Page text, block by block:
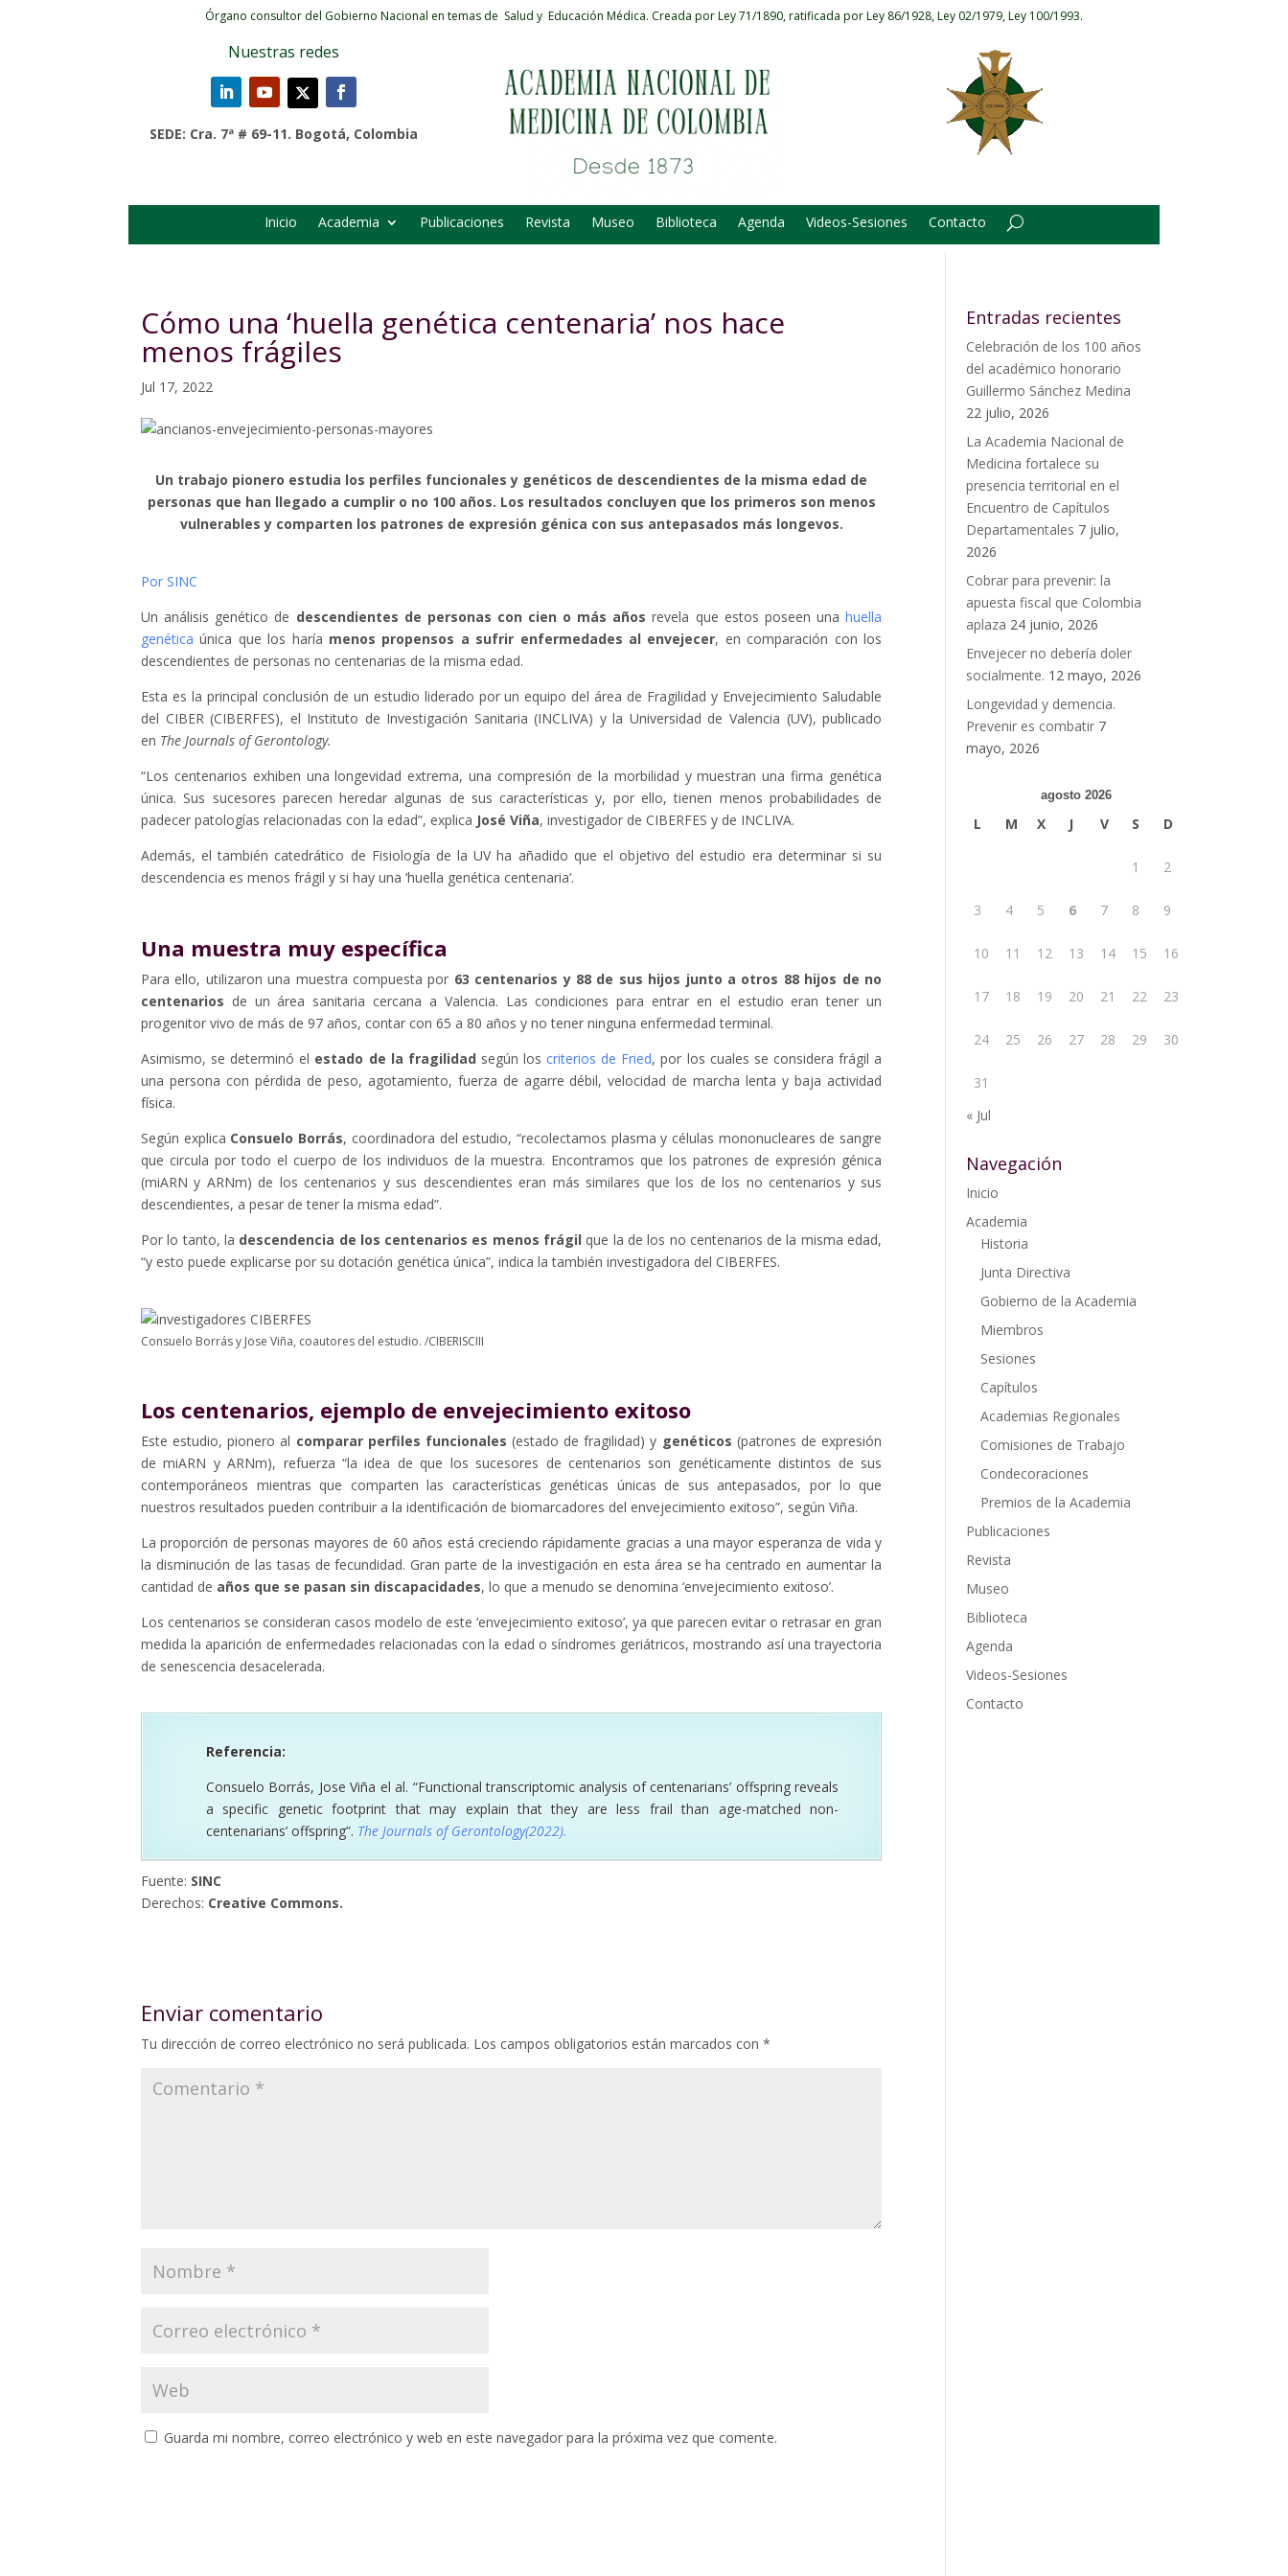
Órgano consultor del Gobierno Nacional en temas de Salud y Educación Médica. Creada por Ley 71/1890, ratificada por Ley 86/1928, Ley 02/1979, Ley 100/1993.
Nuestras redes
SEDE: Cra. 7ª # 69-11. Bogotá, Colombia
Inicio Academia Publicaciones Revista Museo Biblioteca Agenda Videos-Sesiones Contacto
Cómo una ‘huella genética centenaria’ nos hace
menos frágiles
Jul 17, 2022
Un trabajo pionero estudia los perfiles funcionales y genéticos de descendientes de la misma edad de
personas que han llegado a cumplir o no 100 años. Los resultados concluyen que los primeros son menos
vulnerables y comparten los patrones de expresión génica con sus antepasados más longevos.
Por SINC
Un análisis genético de descendientes de personas con cien o más años revela que estos poseen unahuella
genética única que los haría menos propensos a sufrir enfermedades al envejecer, en comparación con los
descendientes de personas no centenarias de la misma edad.
Esta es la principal conclusión de un estudio liderado por un equipo del área de Fragilidad y Envejecimiento Saludable
del CIBER (CIBERFES), el Instituto de Investigación Sanitaria (INCLIVA) y la Universidad de Valencia (UV), publicado
en The Journals of Gerontology.
“Los centenarios exhiben una longevidad extrema, una compresión de la morbilidad y muestran una firma genética
única. Sus sucesores parecen heredar algunas de sus características y, por ello, tienen menos probabilidades de
padecer patologías relacionadas con la edad”, explica José Viña, investigador de CIBERFES y de INCLIVA.
Además, el también catedrático de Fisiología de la UV ha añadido que el objetivo del estudio era determinar si su
descendencia es menos frágil y si hay una ‘huella genética centenaria’.
Una muestra muy específica
Para ello, utilizaron una muestra compuesta por 63 centenarios y 88 de sus hijos junto a otros 88 hijos de no
centenarios de un área sanitaria cercana a Valencia. Las condiciones para entrar en el estudio eran tener un
progenitor vivo de más de 97 años, contar con 65 a 80 años y no tener ninguna enfermedad terminal.
Asimismo, se determinó el estado de la fragilidad según loscriterios de Fried, por los cuales se considera frágil a
una persona con pérdida de peso, agotamiento, fuerza de agarre débil, velocidad de marcha lenta y baja actividad
física.
Según explica Consuelo Borrás, coordinadora del estudio, “recolectamos plasma y células mononucleares de sangre
que circula por todo el cuerpo de los individuos de la muestra. Encontramos que los patrones de expresión génica
(miARN y ARNm) de los centenarios y sus descendientes eran más similares que los de los no centenarios y sus
descendientes, a pesar de tener la misma edad”.
Por lo tanto, la descendencia de los centenarios es menos frágil que la de los no centenarios de la misma edad,
“y esto puede explicarse por su dotación genética única”, indica la también investigadora del CIBERFES.
Consuelo Borrás y Jose Viña, coautores del estudio. /CIBERISCIII
Los centenarios, ejemplo de envejecimiento exitoso
Este estudio, pionero al comparar perfiles funcionales (estado de fragilidad) y genéticos (patrones de expresión
de miARN y ARNm), refuerza “la idea de que los sucesores de centenarios son genéticamente distintos de sus
contemporáneos mientras que comparten las características genéticas únicas de sus antepasados, por lo que
nuestros resultados pueden contribuir a la identificación de biomarcadores del envejecimiento exitoso”, según Viña.
La proporción de personas mayores de 60 años está creciendo rápidamente gracias a una mayor esperanza de vida y
la disminución de las tasas de fecundidad. Gran parte de la investigación en esta área se ha centrado en aumentar la
cantidad de años que se pasan sin discapacidades, lo que a menudo se denomina ‘envejecimiento exitoso’.
Los centenarios se consideran casos modelo de este ‘envejecimiento exitoso’, ya que parecen evitar o retrasar en gran
medida la aparición de enfermedades relacionadas con la edad o síndromes geriátricos, mostrando así una trayectoria
de senescencia desacelerada.
Referencia:
Consuelo Borrás, Jose Viña el al. “Functional transcriptomic analysis of centenarians’ offspring reveals
a specific genetic footprint that may explain that they are less frail than age-matched non-
centenarians’ offspring”. The Journals of Gerontology(2022).
Fuente: SINC
Derechos: Creative Commons.
Enviar comentario
Tu dirección de correo electrónico no será publicada. Los campos obligatorios están marcados con *
Guarda mi nombre, correo electrónico y web en este navegador para la próxima vez que comente.
Entradas recientes
Celebración de los 100 años
del académico honorario
Guillermo Sánchez Medina
22 julio, 2026
La Academia Nacional de
Medicina fortalece su
presencia territorial en el
Encuentro de Capítulos
Departamentales 7 julio,
2026
Cobrar para prevenir: la
apuesta fiscal que Colombia
aplaza 24 junio, 2026
Envejecer no debería doler
socialmente. 12 mayo, 2026
Longevidad y demencia.
Prevenir es combatir 7
mayo, 2026
agosto 2026
L M X J V S D
1 2
3 4 5 6 7 8 9
10 11 12 13 14 15 16
17 18 19 20 21 22 23
24 25 26 27 28 29 30
31
« Jul
Navegación
Inicio
Academia
Historia
Junta Directiva
Gobierno de la Academia
Miembros
Sesiones
Capítulos
Academias Regionales
Comisiones de Trabajo
Condecoraciones
Premios de la Academia
Publicaciones
Revista
Museo
Biblioteca
Agenda
Videos-Sesiones
Contacto